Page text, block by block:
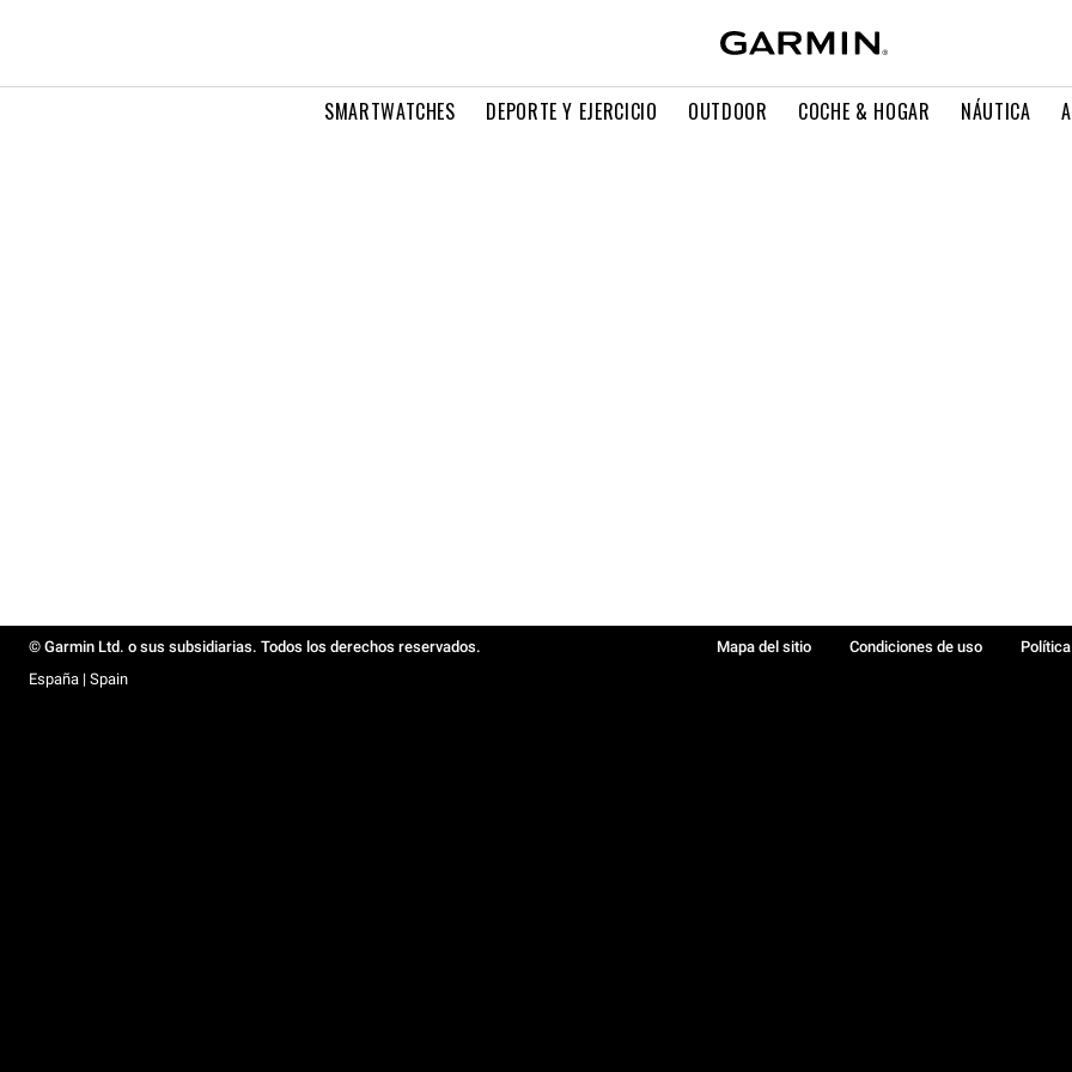
SMARTWATCHES DEPORTE Y EJERCICIO OUTDOOR COCHE & HOGAR NÁUTICA
© Garmin Ltd. o sus subsidiarias. Todos los derechos reservados. Mapa del sitio Condiciones de uso
España | Spain